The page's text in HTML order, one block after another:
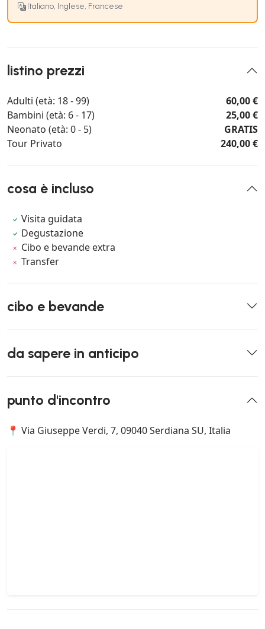
Italiano, Inglese, Francese
listino prezzi
Adulti (età: 18 - 99)
60,00 €
Bambini (età: 6 - 17)
25,00 €
Neonato (età: 0 - 5)
GRATIS
Tour Privato
240,00 €
cosa è incluso
Visita guidata
Degustazione
Cibo e bevande extra
Transfer
cibo e bevande
da sapere in anticipo
punto d'incontro
📍 Via Giuseppe Verdi, 7, 09040 Serdiana SU, Italia